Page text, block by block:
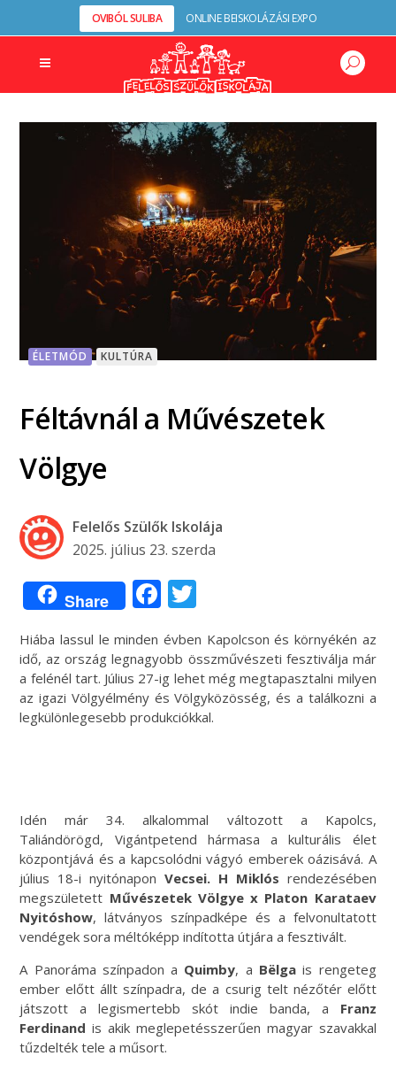
OVIBÓL SULIBA ONLINE BEISKOLÁZÁSI EXPO
ÉLETMÓD KULTÚRA
Féltávnál a Művészetek
Völgye
Felelős Szülők Iskolája
2025. július 23. szerda
Share Facebook
Hiába lassul le minden évben Kapolcson és környékén az
idő, az ország legnagyobb összművészeti fesztiválja már
a felénél tart. Július 27-ig lehet még megtapasztalni milyen
az igazi Völgyélmény és Völgyközösség, és a találkozni a
legkülönlegesebb produkciókkal.
Idén már 34. alkalommal változott a Kapolcs,
Taliándörögd, Vigántpetend hármasa a kulturális élet
központjává és a kapcsolódni vágyó emberek oázisává. A
július 18-i nyitónapon Vecsei. H Miklós rendezésében
megszületett Művészetek Völgye x Platon Karataev
Nyitóshow, látványos színpadképe és a felvonultatott
vendégek sora méltóképp indította útjára a fesztivált.
A Panoráma színpadon a Quimby, a Bëlga is rengeteg
ember előtt állt színpadra, de a csurig telt nézőtér előtt
játszott a legismertebb skót indie banda, a Franz
Ferdinandis akik meglepetésszerűen magyar szavakkal
tűzdelték tele a műsort.